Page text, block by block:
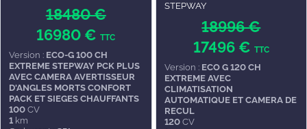
18480 €
16980 €TTC
Version : ECO-G 100 CH
EXTREME STEPWAY PCK PLUS
AVEC CAMERA AVERTISSEUR
D'ANGLES MORTS CONFORT
PACK ET SIEGES CHAUFFANTS
100 CV
1 km
STEPWAY
18996 €
17496 € TTC
Version : ECO G 120 CH
EXTREME AVEC
CLIMATISATION
AUTOMATIQUE ET CAMERA DE
RECUL
120CV